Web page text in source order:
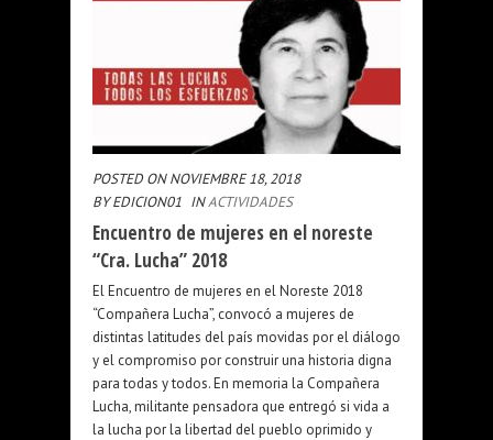
POSTED ON NOVIEMBRE 18, 2018
BY EDICION01 INACTIVIDADES
Encuentro de mujeres en el noreste
“Cra. Lucha” 2018
El Encuentro de mujeres en el Noreste 2018
“Compañera Lucha”, convocó a mujeres de
distintas latitudes del país movidas por el diálogo
y el compromiso por construir una historia digna
para todas y todos. En memoria la Compañera
Lucha, militante pensadora que entregó si vida a
la lucha por la libertad del pueblo oprimido y